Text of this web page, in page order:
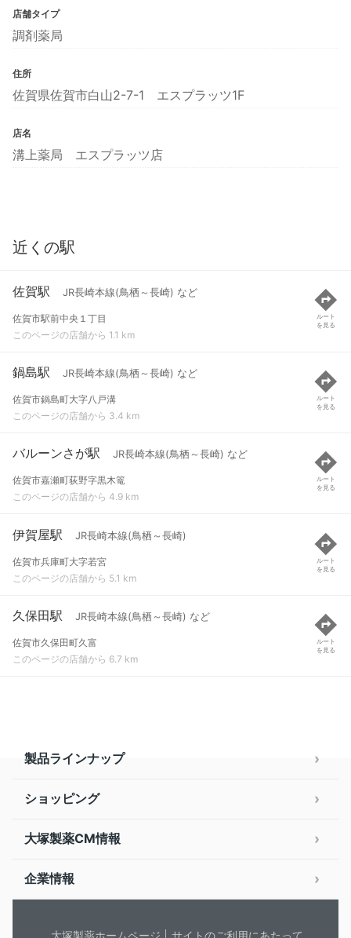
店舗タイプ
調剤薬局
住所
佐賀県佐賀市白山2-7-1 エスプラッツ1F
店名
溝上薬局 エスプラッツ店
近くの駅
佐賀駅 JR長崎本線(鳥栖～長崎) など
佐賀市駅前中央１丁目
このページの店舗から 1.1 km
ルート
を見る
鍋島駅 JR長崎本線(鳥栖～長崎) など
佐賀市鍋島町大字八戸溝
このページの店舗から 3.4 km
ルート
を見る
バルーンさが駅 JR長崎本線(鳥栖～長崎) など
佐賀市嘉瀬町荻野字黒木篭
このページの店舗から 4.9 km
ルート
を見る
伊賀屋駅 JR長崎本線(鳥栖～長崎)
佐賀市兵庫町大字若宮
このページの店舗から 5.1 km
ルート
を見る
久保田駅 JR長崎本線(鳥栖～長崎) など
佐賀市久保田町久富
このページの店舗から 6.7 km
ルート
を見る
製品ラインナップ
ショッピング
大塚製薬CM情報
企業情報